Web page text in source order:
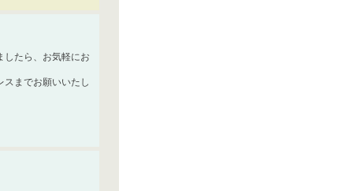
したら、お気軽にお
スまでお願いいたし